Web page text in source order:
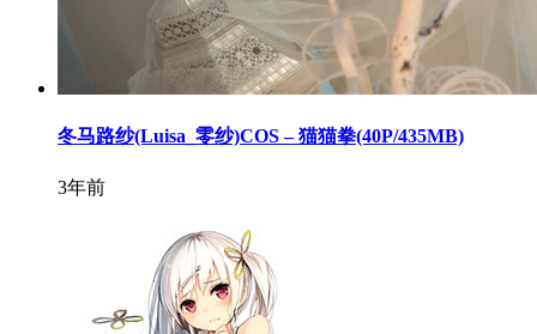
冬马路纱(Luisa_零纱)COS – 猫猫拳(40P/435MB)
3年前